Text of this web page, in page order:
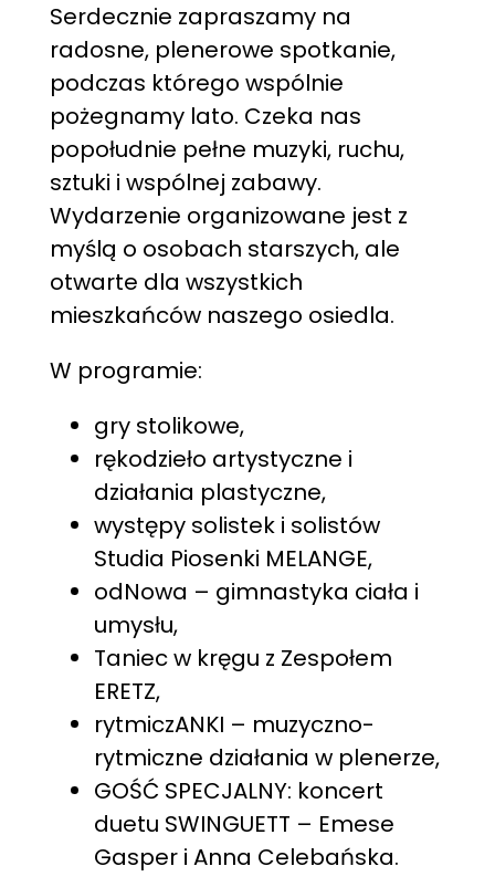
Serdecznie zapraszamy na
radosne, plenerowe spotkanie,
podczas którego wspólnie
pożegnamy lato. Czeka nas
popołudnie pełne muzyki, ruchu,
sztuki i wspólnej zabawy.
Wydarzenie organizowane jest z
myślą o osobach starszych, ale
otwarte dla wszystkich
mieszkańców naszego osiedla.
W programie:
gry stolikowe,
rękodzieło artystyczne i
działania plastyczne,
występy solistek i solistów
Studia Piosenki MELANGE,
odNowa – gimnastyka ciała i
umysłu,
Taniec w kręgu z Zespołem
ERETZ,
rytmiczANKI – muzyczno-
rytmiczne działania w plenerze,
GOŚĆ SPECJALNY: koncert
duetu SWINGUETT – Emese
Gasper i Anna Celebańska.